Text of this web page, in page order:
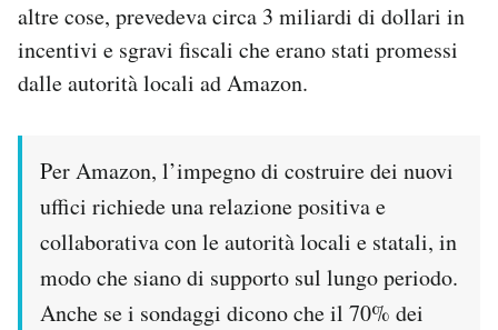
altre cose, prevedeva circa 3 miliardi di dollari in
incentivi e sgravi fiscali che erano stati promessi
dalle autorità locali ad Amazon.
Per Amazon, l’impegno di costruire dei nuovi
uffici richiede una relazione positiva e
collaborativa con le autorità locali e statali, in
modo che siano di supporto sul lungo periodo.
Anche se i sondaggi dicono che il 70% dei